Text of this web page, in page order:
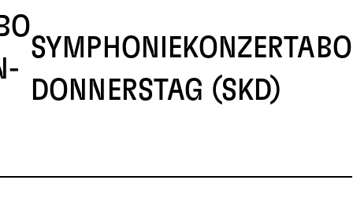
SYMPHONIEKONZERTABO
DONNERSTAG (SKD)